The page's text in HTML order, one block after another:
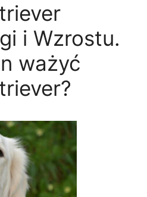
i Wzrostu.
ważyć